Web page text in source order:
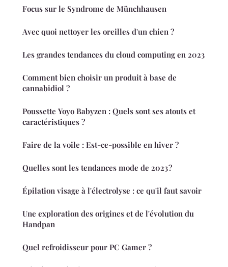
Focus sur le Syndrome de Münchhausen
Avec quoi nettoyer les oreilles d'un chien ?
Les grandes tendances du cloud computing en 2023
Comment bien choisir un produit à base de
cannabidiol ?
Poussette Yoyo Babyzen : Quels sont ses atouts et
caractéristiques ?
Faire de la voile : Est-ce-possible en hiver ?
Quelles sont les tendances mode de 2023 ?
Épilation visage à l'électrolyse : ce qu'il faut savoir
Une exploration des origines et de l'évolution du
Handpan
Quel refroidisseur pour PC Gamer ?